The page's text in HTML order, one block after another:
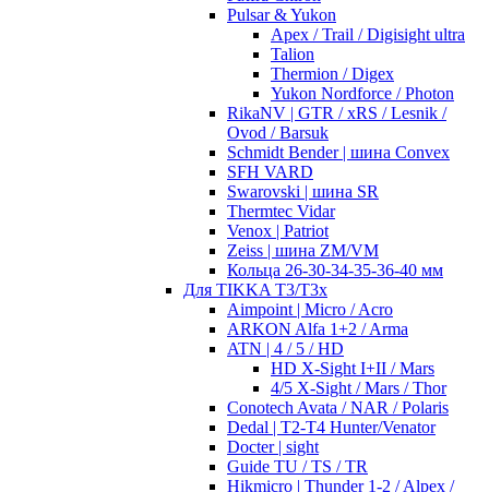
Pulsar & Yukon
Apex / Trail / Digisight ultra
Talion
Thermion / Digex
Yukon Nordforce / Photon
RikaNV | GTR / xRS / Lesnik /
Ovod / Barsuk
Schmidt Bender | шина Convex
SFH VARD
Swarovski | шина SR
Thermtec Vidar
Venox | Patriot
Zeiss | шина ZM/VM
Кольца 26-30-34-35-36-40 мм
Для TIKKA T3/T3x
Aimpoint | Micro / Acro
ARKON Alfa 1+2 / Arma
ATN | 4 / 5 / HD
HD X-Sight I+II / Mars
4/5 X-Sight / Mars / Thor
Conotech Avata / NAR / Polaris
Dedal | T2-T4 Hunter/Venator
Docter | sight
Guide TU / TS / TR
Hikmicro | Thunder 1-2 / Alpex /